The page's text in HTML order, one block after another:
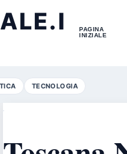
PAGINA
INIZIALE
TECNOLOGIA